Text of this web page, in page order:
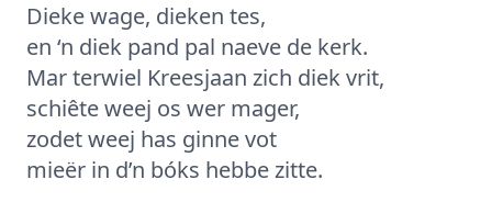
Dieke wage, dieken tes,
en ‘n diek pand pal naeve de kerk.
Mar terwiel Kreesjaan zich diek vrit,
schiête weej os wer mager,
zodet weej has ginne vot
mieër in d’n bóks hebbe zitte.